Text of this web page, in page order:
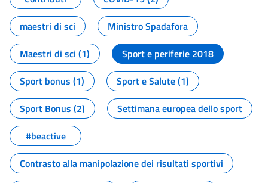
maestri di sci
Ministro Spadafora
Maestri di sci (1)
Sport e periferie 2018
Sport bonus (1)
Sport e Salute (1)
Sport Bonus (2)
Settimana europea dello sport
#beactive
Contrasto alla manipolazione dei risultati sportivi